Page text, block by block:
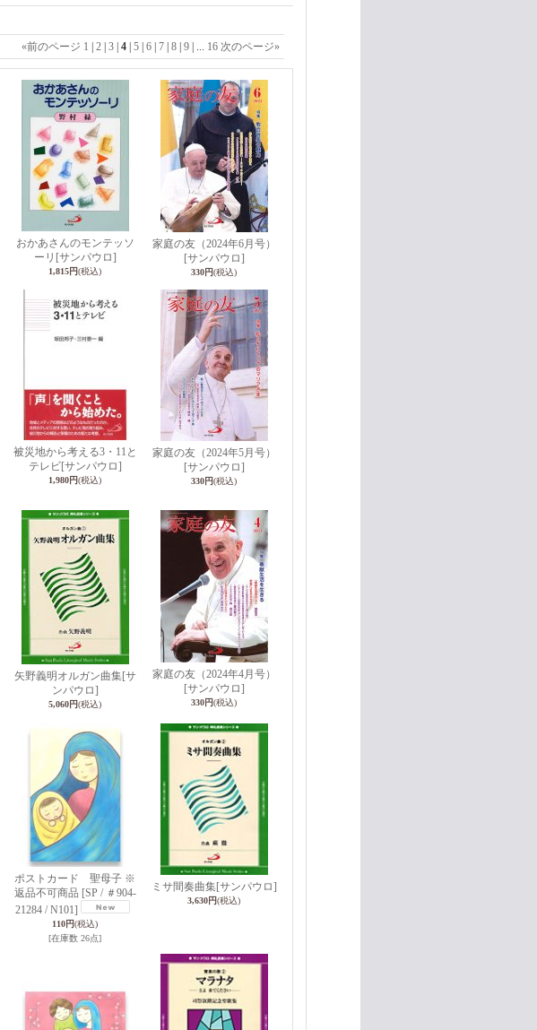
«前のページ 1 2 3 4 5 6 7 8 9 ... 16 次のページ»
おかあさんのモンテッソ
ーリ [サンパウロ]
1,815円(税込)
家庭の友（2024年6月号）
[サンパウロ]
330円(税込)
被災地から考える3・11と
テレビ[サンパウロ]
1,980円(税込)
家庭の友（2024年5月号）
[サンパウロ]
330円(税込)
矢野義明オルガン曲集[サ
ンパウロ]
5,060円(税込)
家庭の友（2024年4月号）
[サンパウロ]
330円(税込)
ポストカード 聖母子 ※
返品不可商品 [SP / ＃904-
21284 / N101]
110円(税込)
[在庫数 26点]
ミサ間奏曲集[サンパウロ]
3,630円(税込)